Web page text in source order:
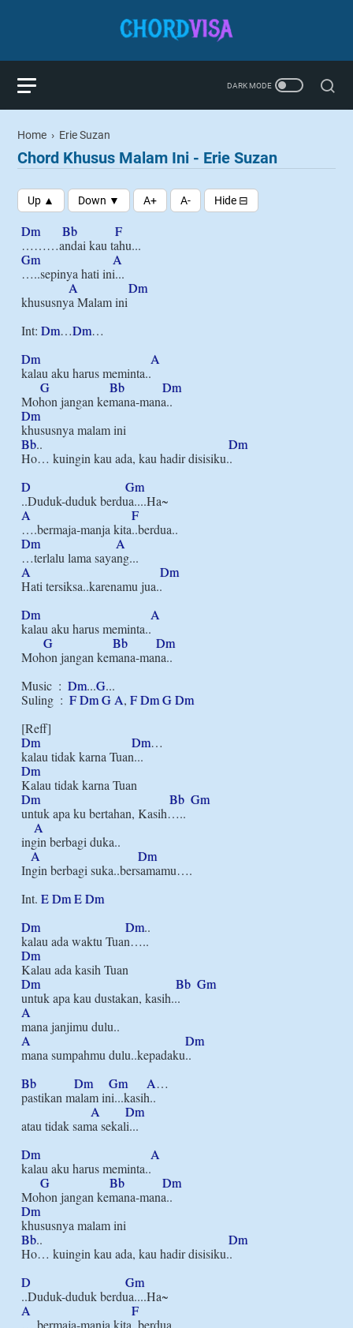
Home › Erie Suzan
Chord Khusus Malam Ini - Erie Suzan
Dm Bb
F
Gm
A
…..sepinya hati ini...
A
Dm
khususnya Malam ini
Int: Dm…Dm…
Dm
A
kalau aku harus meminta..
G
Bb
Dm
Dm
Bb.. Dm
Ho… kuingin kau ada, kau hadir disisiku..
D
Gm
A
F
Dm
A
A
Dm
Hati tersiksa..karenamu jua..
Dm
A
kalau aku harus meminta..
G
Bb
Dm
Mohon jangan kemana-mana..
Music  : Dm...G...
Suling  : FDmG A, FDmGDm
Dm
Dm…
Dm
Dm
Bb Gm
untuk apa ku bertahan, Kasih…..
A
ingin berbagi duka..
A
Dm
Ingin berbagi suka..bersamamu….
Int. EDmEDm
Dm
Dm..
Dm
Dm
Bb Gm
A
A
Dm
mana sumpahmu dulu..kepadaku..
Bb
Dm Gm A…
pastikan malam ini...kasih..
A
Dm
atau tidak sama sekali...
Dm
A
kalau aku harus meminta..
G
Bb
Dm
Dm
Bb.. Dm
Ho… kuingin kau ada, kau hadir disisiku..
D
Gm
A
F